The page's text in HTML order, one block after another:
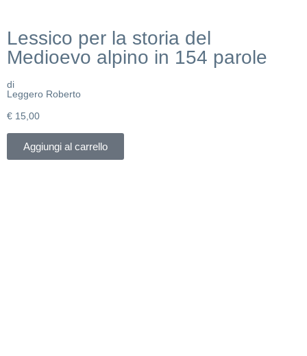
Lessico per la storia del
Medioevo alpino in 154 parole
di
Leggero Roberto
€ 15,00
Aggiungi al carrello